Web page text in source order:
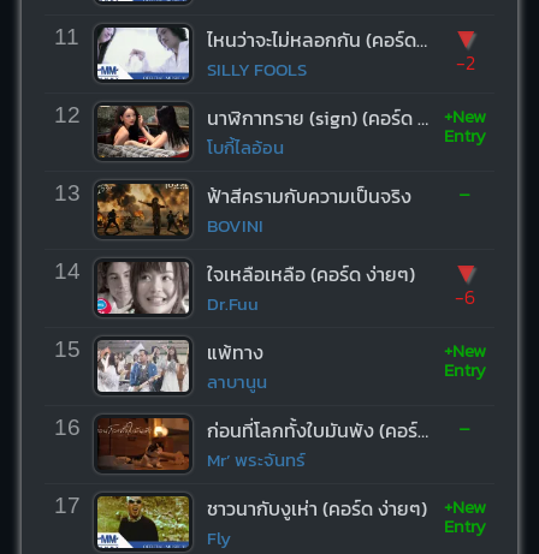
11 ไหนว่าจะไม่หลอกกัน (คอร์ด ง่ายๆ)
SILLY FOOLS
▼
-2
12 นาฬิกาทราย (sign) (คอร์ด ง่ายๆ)
โบกี้ไลอ้อน
+New
Entry
13 ฟ้าสีครามกับความเป็นจริง
BOVINI
-
14 ใจเหลือเหลือ (คอร์ด ง่ายๆ)
Dr.Fuu
▼
-6
15 แพ้ทาง
ลาบานูน
+New
Entry
16 ก่อนที่โลกทั้งใบมันพัง (คอร์ด ง่ายๆ)
Mr’ พระจันทร์
-
17 ชาวนากับงูเห่า (คอร์ด ง่ายๆ)
Fly
+New
Entry